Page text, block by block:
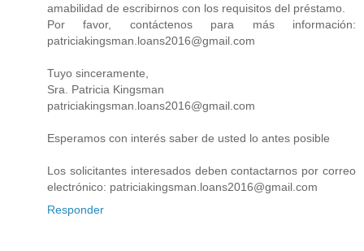
amabilidad de escribirnos con los requisitos del préstamo.
Por favor, contáctenos para más información:
patriciakingsman.loans2016@gmail.com
Tuyo sinceramente,
Sra. Patricia Kingsman
patriciakingsman.loans2016@gmail.com
Esperamos con interés saber de usted lo antes posible
Los solicitantes interesados ​​deben contactarnos por correo
electrónico: patriciakingsman.loans2016@gmail.com
Responder